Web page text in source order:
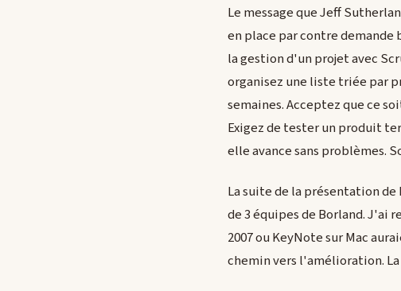
Le message que Jeff
en place par contre
la gestion d'un projet avec
organisez une liste triée par
semaines. Acceptez que ce
Exigez de tester un produit
elle avance sans problèmes.
La suite de la présentation de
de 3 équipes de Borland. J'ai
2007 ou KeyNote sur Mac
chemin vers l'amélioration.